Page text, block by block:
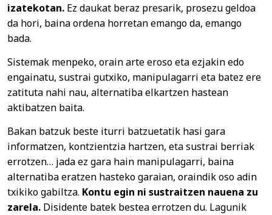
izatekotan. Ez daukat beraz presarik, prosezu geldoa
da hori, baina ordena horretan emango da, emango
bada.
Sistemak menpeko, orain arte eroso eta ezjakin edo
engainatu, sustrai gutxiko, manipulagarri eta batez ere
zatituta nahi nau, alternatiba elkartzen hastean
aktibatzen baita.
Bakan batzuk beste iturri batzuetatik hasi gara
informatzen, kontzientzia hartzen, eta sustrai berriak
errotzen… jada ez gara hain manipulagarri, baina
alternatiba eratzen hasteko garaian, oraindik oso adin
txikiko gabiltza. Kontu egin ni sustraitzen nauena zu
zarela. Disidente batek bestea errotzen du. Lagunik